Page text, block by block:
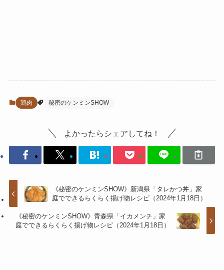
鶏肉 秘密のケンミンSHOW
よかったらシェアしてね！
《秘密のケンミンSHOW》新潟県「タレかつ丼」家
庭でできるらくらく揚げ物レシピ（2024年1月18日）
《秘密のケンミンSHOW》青森県「イカメンチ」家
庭でできるらくらく揚げ物レシピ（2024年1月18日）